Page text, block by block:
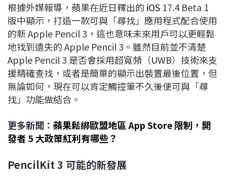
根據外媒報導，蘋果在近日釋出的 iOS 17.4 Beta 1
版中顯示，打造一款可與「尋找」應用程式配合使用
的新 Apple Pencil 3，這也意味未來用戶可以更輕鬆
地找到遺失的 Apple Pencil 3。雖然目前並不清楚
Apple Pencil 3 是否會採用超寬頻（UWB）技術來支
援精確查找，或者是簡單的顯示出裝置最後位置，但
無論如何，現在可以肯定觸控筆不久後便可與「尋
找」功能做結合。
更多新聞： 蘋果鬆綁歐盟地區 App Store 限制，開
發者 5 大政策紅利有哪些？
PencilKit 3 可能的新發展